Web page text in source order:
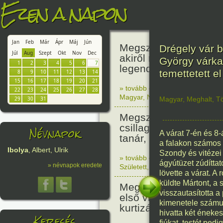
Ezen a napon
Jan Feb Már Ápr Máj
Jún
Júl
Aug Szept Okt Nov
Dec
1
2 3 4 5 6
7
8
9 10 11 12 13
14
15
16 17 18 19 20
21
22
23 24 25 26 27
28
29
30 31
Névnapok
Ibolya, Albert, Ulrik
» névnapok eredete
Megszületett Báthori
akiről rémséges és
legendák éltek.
» tovább olvasom
Magyar, Nő Történelem
Megszületett Kondor
csillagász,
tanár, akadémikus.
» tovább olvasom|Nincs
Született
Technika,Magyar
Megszületett Mata
első világháborús
kurtizán és kém.
Drégely vár
György
temettetett
Magyar, Meghalt
A várat 7-én és
a falakon
Szondy és
ágyútüzet
lövette a várat. A
küldte Mártont, a
visszautasította a
kimenetele
hivatta két